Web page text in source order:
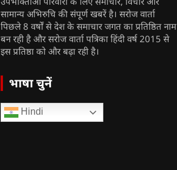
सामान्य अभिरुचि की संपूर्ण खबरें है। सरोज वार्ता
पिछले 8 वर्षों से देश के समाचार जगत का प्रतिष्ठित नाम
बन रही है और सरोज वार्ता पत्रिका हिंदी वर्ष 2015 से
इस प्रतिष्ठा को और बढ़ा रही है।
भाषा चुनें
Hindi